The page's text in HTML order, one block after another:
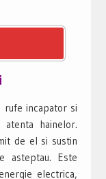
rufe incapator si
hainelor.
de el si sustin
asteptau. Este
electrica,